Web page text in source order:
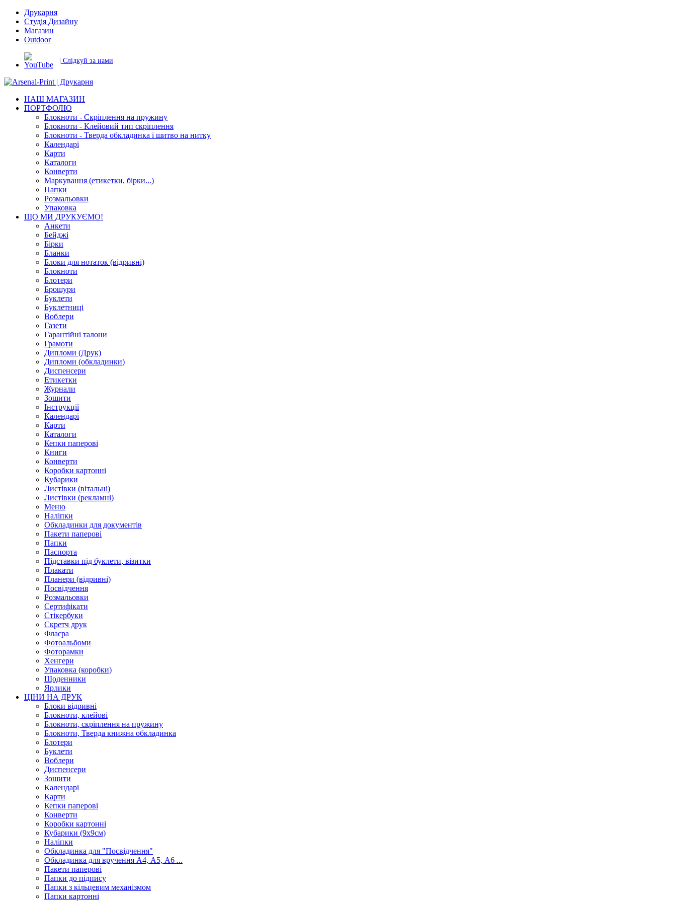
Друкарня
Студія Дизайну
Магазин
Outdoor
| Слідкуй за нами
НАШ МАГАЗИН
ПОРТФОЛІО
Блокноти - Скріплення на пружину
Блокноти - Клейовий тип скріплення
Блокноти - Тверда обкладинка і шитво на нитку
Календарі
Карти
Каталоги
Конверти
Маркування (етикетки, бірки...)
Папки
Розмальовки
Упаковка
ЩО МИ ДРУКУЄМО!
Анкети
Бейджі
Бірки
Бланки
Блоки для нотаток (відривні)
Блокноти
Блотери
Брошури
Буклети
Буклетниці
Воблери
Газети
Гарантійні талони
Грамоти
Дипломи (Друк)
Дипломи (обкладинки)
Диспенсери
Етикетки
Журнали
Зошити
Інструкції
Календарі
Карти
Каталоги
Кепки паперові
Книги
Конверти
Коробки картонні
Кубарики
Листівки (вітальні)
Листівки (рекламні)
Меню
Наліпки
Обкладинки для документів
Пакети паперові
Папки
Паспорта
Підставки під буклети, візитки
Плакати
Планери (відривні)
Посвідчення
Розмальовки
Сертифікати
Стікербуки
Скретч друк
Флаєра
Фотоальбоми
Фоторамки
Хенгери
Упаковка (коробки)
Щоденники
Ярлики
ЦІНИ НА ДРУК
Блоки відривні
Блокноти, клейові
Блокноти, скріплення на пружину
Блокноти, Тверда книжна обкладинка
Блотери
Буклети
Воблери
Диспенсери
Зошити
Календарі
Карти
Кепки паперові
Конверти
Коробки картонні
Кубарики (9х9см)
Наліпки
Обкладинка для "Посвідчення"
Обкладинка для вручення А4, А5, А6 ...
Пакети паперові
Папки до підпису
Папки з кільцевим механізмом
Папки картонні